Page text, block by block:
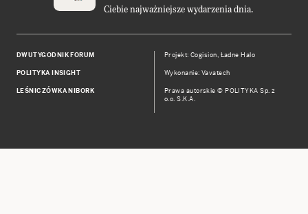
Ciebie najważniejsze wydarzenia dnia.
DWUTYGODNIK FORUM
POLITYKA INSIGHT
LEŚNICZÓWKA NIBORK
Projekt:Cogision, Ładne Halo
Wykonanie: Vavatech
Prawa autorskie © POLITYKA Sp. z
o.o. S.K.A.